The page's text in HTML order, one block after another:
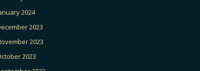
2024
2023
2023
2023